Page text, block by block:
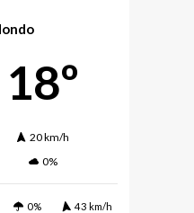
18º
20 km/h
0%
0% 43 km/h